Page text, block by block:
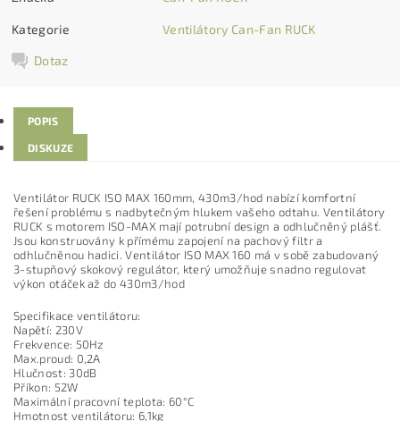
Kategorie Ventilátory Can-Fan RUCK
Dotaz
POPIS
DISKUZE
Ventilátor RUCK ISO MAX 160mm, 430m3/hod nabízí komfortní
řešení problému s nadbytečným hlukem vašeho odtahu. Ventilátory
RUCK s motorem ISO-MAX mají potrubní design a odhlučněný plášť.
Jsou konstruovány k přímému zapojení na pachový filtr a
odhlučněnou hadici. Ventilátor ISO MAX 160 má v sobě zabudovaný
3-stupňový skokový regulátor, který umožňuje snadno regulovat
výkon otáček až do 430m3/hod
Specifikace ventilátoru:
Napětí: 230V
Frekvence: 50Hz
Max.proud: 0,2A
Hlučnost: 30dB
Příkon: 52W
Maximální pracovní teplota: 60°C
Hmotnost ventilátoru: 6,1kg